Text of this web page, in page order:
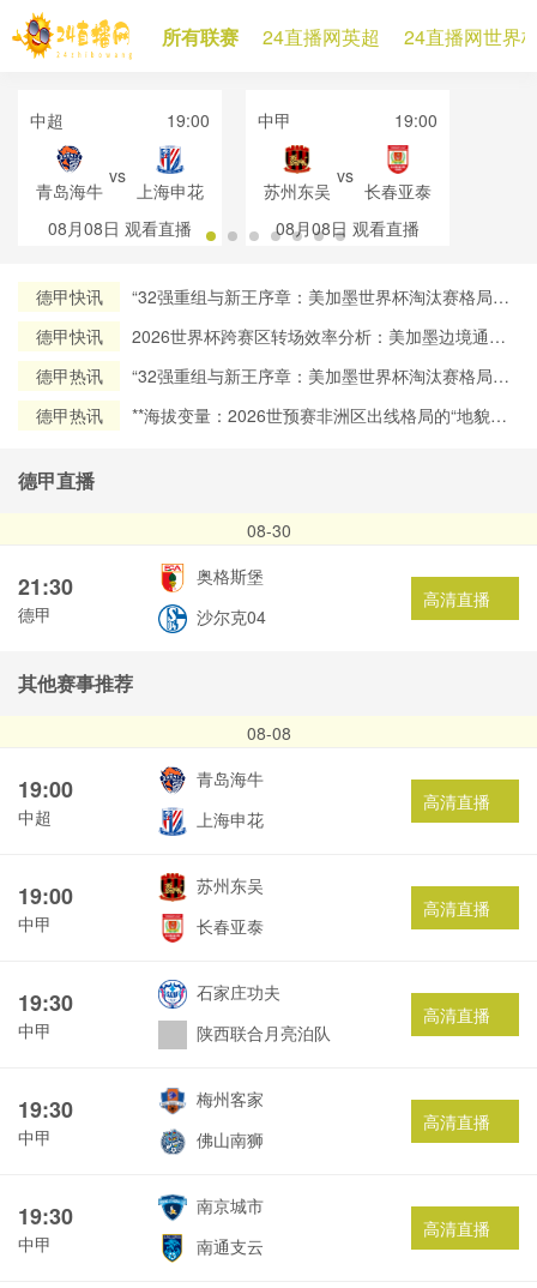
所有联赛 24直播网英超 24直播网世界
中超 19:00
青岛海牛
vs
上海申花
08月08日 观看直播
中甲 19:00
苏州东吴
vs
长春亚泰
08月08日 观看直播
德甲快讯
“32强重组与新王序章：美加墨世界杯淘汰赛格局再
德甲快讯
2026世界杯跨赛区转场效率分析：美加墨边境通关
德甲热讯
“32强重组与新王序章：美加墨世界杯淘汰赛格局再
德甲热讯
**海拔变量：2026世预赛非洲区出线格局的“地貌暗
德甲直播
08-30
21:30
德甲
奥格斯堡
沙尔克04
高清直播
其他赛事推荐
08-08
19:00
中超
青岛海牛
上海申花
高清直播
19:00
中甲
苏州东吴
长春亚泰
高清直播
19:30
中甲
石家庄功夫
陕西联合月亮泊队
高清直播
19:30
中甲
梅州客家
佛山南狮
高清直播
19:30
中甲
南京城市
南通支云
高清直播